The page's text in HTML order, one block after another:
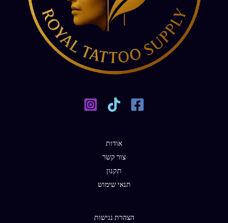
אודות
צור קשר
תקנון
תנאי שימוש
הצהרת נגישות